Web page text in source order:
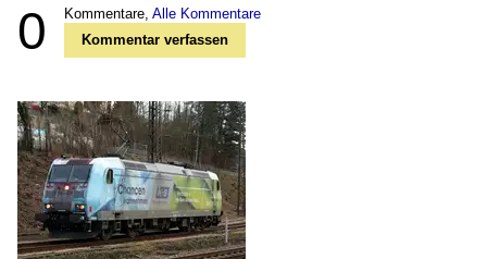
0 Kommentare, Alle Kommentare
Kommentar verfassen